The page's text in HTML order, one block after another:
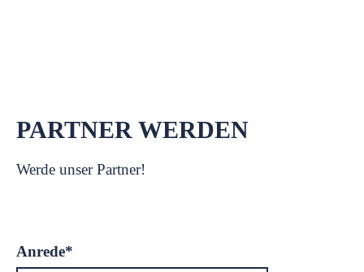
PARTNER WERDEN
Werde unser Partner!
Pflichtfeld
Anrede*